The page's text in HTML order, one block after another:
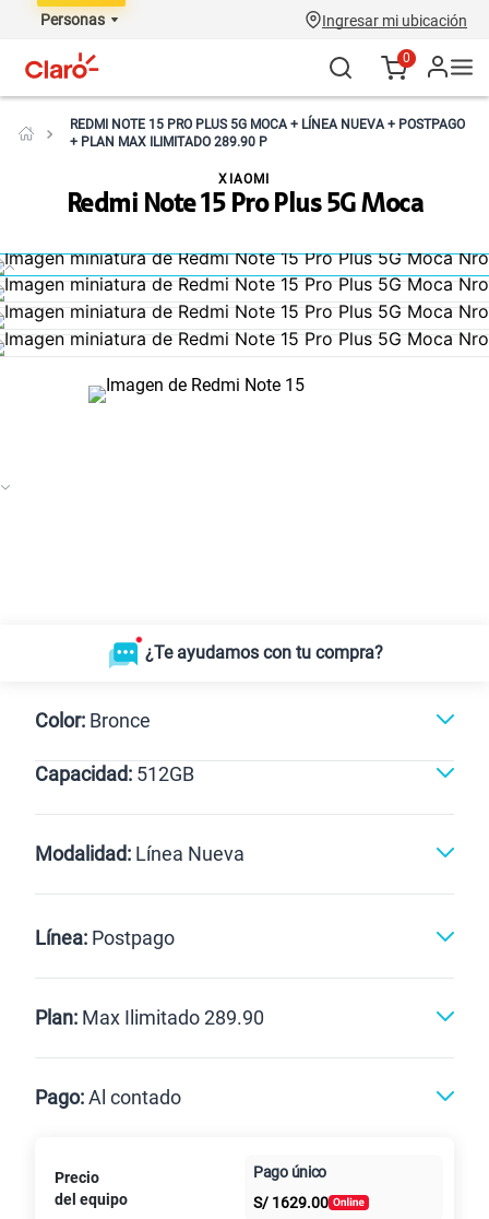
Personas Ingresar mi ubicación
0
REDMI NOTE 15 PRO PLUS 5G MOCA + LÍNEA NUEVA + POSTPAGO
+ PLAN MAX ILIMITADO 289.90 P
Redmi Note 15 Pro Plus 5G Moca
XIAOMI
¿Te ayudamos con tu compra?
Color: Bronce
Negro Bronce
Capacidad: 512GB
512GB
Modalidad: Línea Nueva
Renovación Celular liberado
Línea: Postpago
Postpago
Plan: Max Ilimitado 289.90
Paga solo
125GBen alta velocidad
S/
Pago:Al contado
Al contado Cuotas Claro
intereses
Precio
del equipo
Pago único
S/ 1629.00